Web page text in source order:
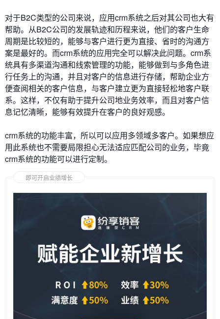
对于B2C类型的公司来说，应用crm系统之后对其公司也大有
帮助。从B2C公司的发展轨迹和历程来说，他们的客户生命
周期是比较短的，能够与客户进行更为直接、省时的沟通方
案是最好的。而crm系统的应用完全可以解决此问题。crm系
统具有多渠道沟通和线索管理的功能，能够做到与多角色进
行任务上的沟通，并且对客户的信息进行存储，帮助企业方
便查阅相关的客户信息，与客户建立更为直接轻松地客户联
系。这样，不仅有助于提升公司地业务效率，而且对客户信
息记忆清晰，能够有效提升在客户的良好观感。
crm系统的功能丰富，所以可以应用多领域多客户。如果想应
用此系统也不需要局限担心无法适应匹配公司的业务，毕竟
crm系统的功能可以进行定制。
即可开启业绩增长